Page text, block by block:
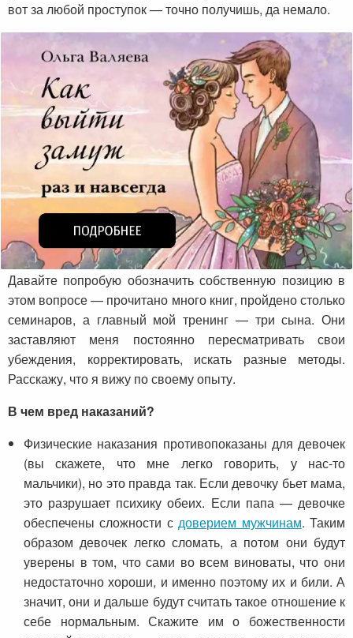
вот за любой проступок — точно получишь, да немало.
Давайте попробую обозначить собственную позицию в
этом вопросе — прочитано много книг, пройдено столько
семинаров, а главный мой тренинг — три сына. Они
заставляют меня постоянно пересматривать свои
убеждения, корректировать, искать разные методы.
Расскажу, что я вижу по своему опыту.
В чем вред наказаний?
Физические наказания противопоказаны для девочек
(вы скажете, что мне легко говорить, у нас-то
мальчики), но это правда так. Если девочку бьет мама,
это разрушает психику обеих. Если папа — девочке
обеспечены сложности сдоверием мужчинам. Таким
образом девочек легко сломать, а потом они будут
уверены в том, что сами во всем виноваты, что они
недостаточно хороши, и именно поэтому их и били. А
значит, они и дальше будут считать такое отношение к
себе нормальным. Скажите им о божественности